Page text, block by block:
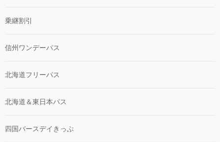
乗継割引
信州ワンデーパス
北海道フリーパス
北海道＆東日本パス
四国バースデイきっぷ